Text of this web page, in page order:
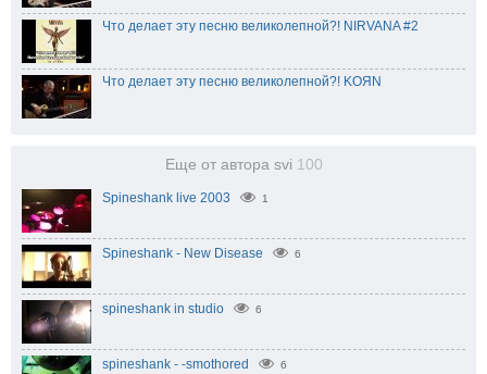
Что делает эту песню великолепной?! NIRVANA #2
Что делает эту песню великолепной?! KOЯN
Еще от автора svi 100
Spineshank live 2003 1
Spineshank - New Disease 6
spineshank in studio 6
spineshank - -smothored 6